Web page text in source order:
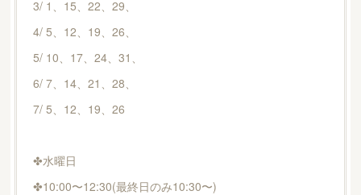
3/ 1、15、22、29、
4/ 5、12、19、26、
5/ 10、17、24、31、
6/ 7、14、21、28、
7/ 5、12、19、26
✤水曜日
✤10:00〜12:30(最終日のみ10:30〜)